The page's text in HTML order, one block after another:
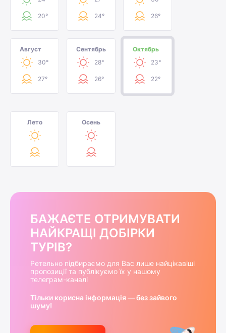
20° 24° 26°
Август
30°
27°
Сентябрь
28°
26°
Октябрь
23°
22°
Лето Осень
БАЖАЄТЕ ОТРИМУВАТИ
НАЙКРАЩІ ДОБІРКИ
ТУРІВ?
Ретельно підбираємо для Вас лише найцікавіші
пропозиції та публікуємо їх у нашому
телеграм-каналі
Тільки корисна інформація — без зайвого
шуму!